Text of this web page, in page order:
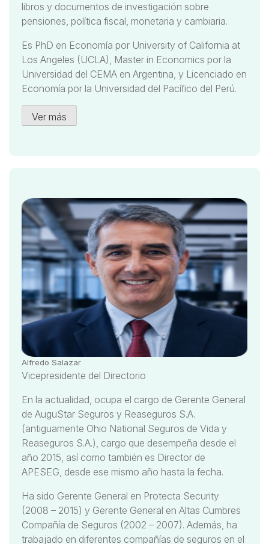
libros y documentos de investigación sobre
pensiones, política fiscal, monetaria y cambiaria.
Es PhD en Economía por University of California at
Los Angeles (UCLA), Master in Economics por la
Universidad del CEMA en Argentina, y Licenciado en
Economía por la Universidad del Pacífico del Perú.
Ver más
Alfredo Salazar
Vicepresidente del Directorio
En la actualidad, ocupa el cargo de Gerente General
de AuguStar Seguros y Reaseguros S.A.
(antiguamente Ohio National Seguros de Vida y
Reaseguros S.A.), cargo que desempeña desde el
año 2015, así como también es Director de
APESEG, desde ese mismo año hasta la fecha.
Ha sido Gerente General en Protecta Security
(2008 – 2015) y Gerente General en Altas Cumbres
Compañía de Seguros (2002 – 2007). Además, ha
trabajado en diferentes compañías de seguros en el